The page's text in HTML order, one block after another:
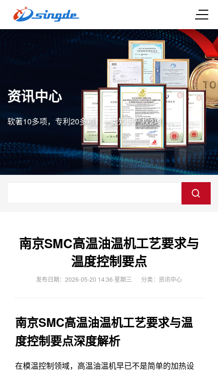
资讯中心
软著10多项，专利20多项，一类知识产权2项
南京SMC高温油温机工艺要求与
温度控制要点
发布日期：2026-05-20 14:36 星期三 分类： 资讯中心
南京SMC高温油温机工艺要求与温
度控制要点深度解析
在模温控制领域，高温油温机早已不是简单的加热设